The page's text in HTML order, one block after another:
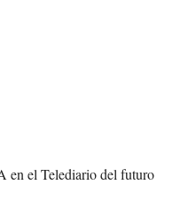
en el Telediario del futuro